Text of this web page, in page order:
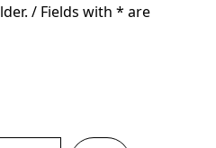
/ Fields with * are